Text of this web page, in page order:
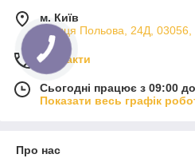
м. Київ
вулиця Польова, 24Д, 03056,
Контакти
Сьогодні працює з 09:00
Показати весь графік
Про нас